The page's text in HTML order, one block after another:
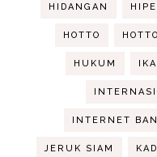
HIDANGAN
HOTTO
HUKUM
INTERNET
JERUK SIAM